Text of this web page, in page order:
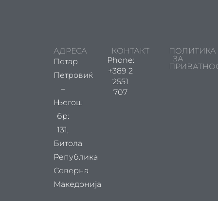
АДРЕСА
Петар
Петровиќ
–
Његош
бр:
131,
Битола
Република
Северна
Македонија
КОНТАКТ
Phone:
+389 2
2551
707
ПОЛИТИКА
ЗА